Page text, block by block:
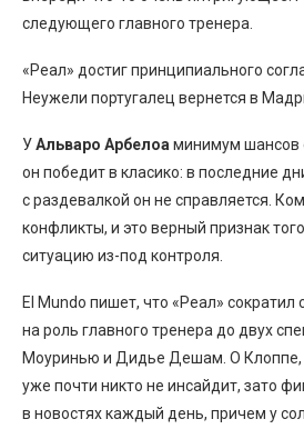
следующего главного тренера.
«Реал» достиг принципиального
Неужели португалец вернется в
УАльваро Арбелоа минимум шансов
он победит в класико: в последние
с раздевалкой он не справляется.
конфликты, и это верный признак
ситуацию из-под контроля.
El Mundo пишет, что «Реал» сократил
на роль главного тренера до двух
Моуринью и Дидье Дешам. О Клоппе,
уже почти никто не инсайдит, зато
в новостях каждый день, причем у